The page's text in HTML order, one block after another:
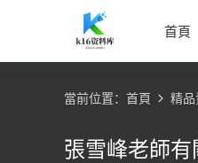
首頁
當前位置： 首頁 精
張雪峰老師